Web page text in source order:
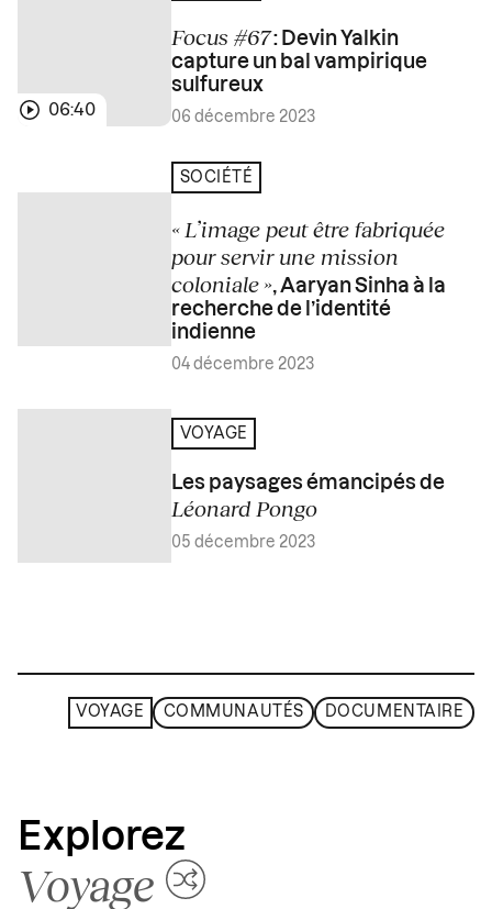
06:40
Focus #67: Devin Yalkin
capture un bal vampirique
sulfureux
06 décembre 2023
SOCIÉTÉ
« L’image peut être fabriquée
pour servir une mission
coloniale », Aaryan Sinha à la
recherche de l’identité
indienne
04 décembre 2023
VOYAGE
Les paysages émancipés de
Léonard Pongo
05 décembre 2023
VOYAGE COMMUNAUTÉS DOCUMENTAIRE
Explorez
Voyage